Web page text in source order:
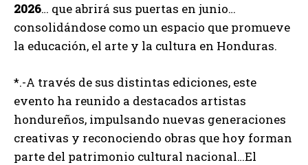
2026… que abrirá sus puertas en junio…
consolidándose como un espacio que promueve
la educación, el arte y la cultura en Honduras.
*.-A través de sus distintas ediciones, este
evento ha reunido a destacados artistas
hondureños, impulsando nuevas generaciones
creativas y reconociendo obras que hoy forman
parte del patrimonio cultural nacional…El